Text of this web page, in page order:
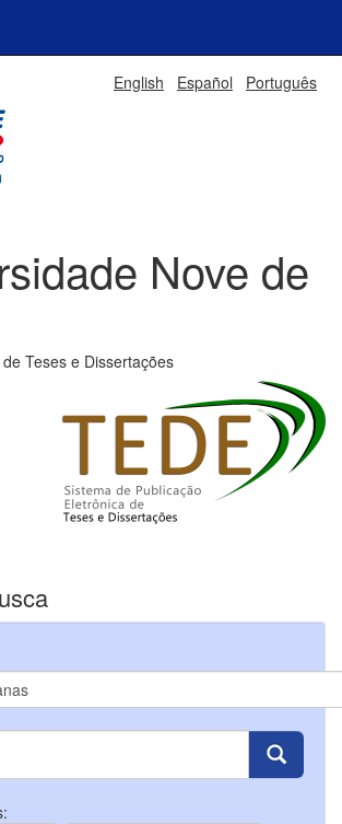
English Español Português
Nove de
Teses e Dissertações